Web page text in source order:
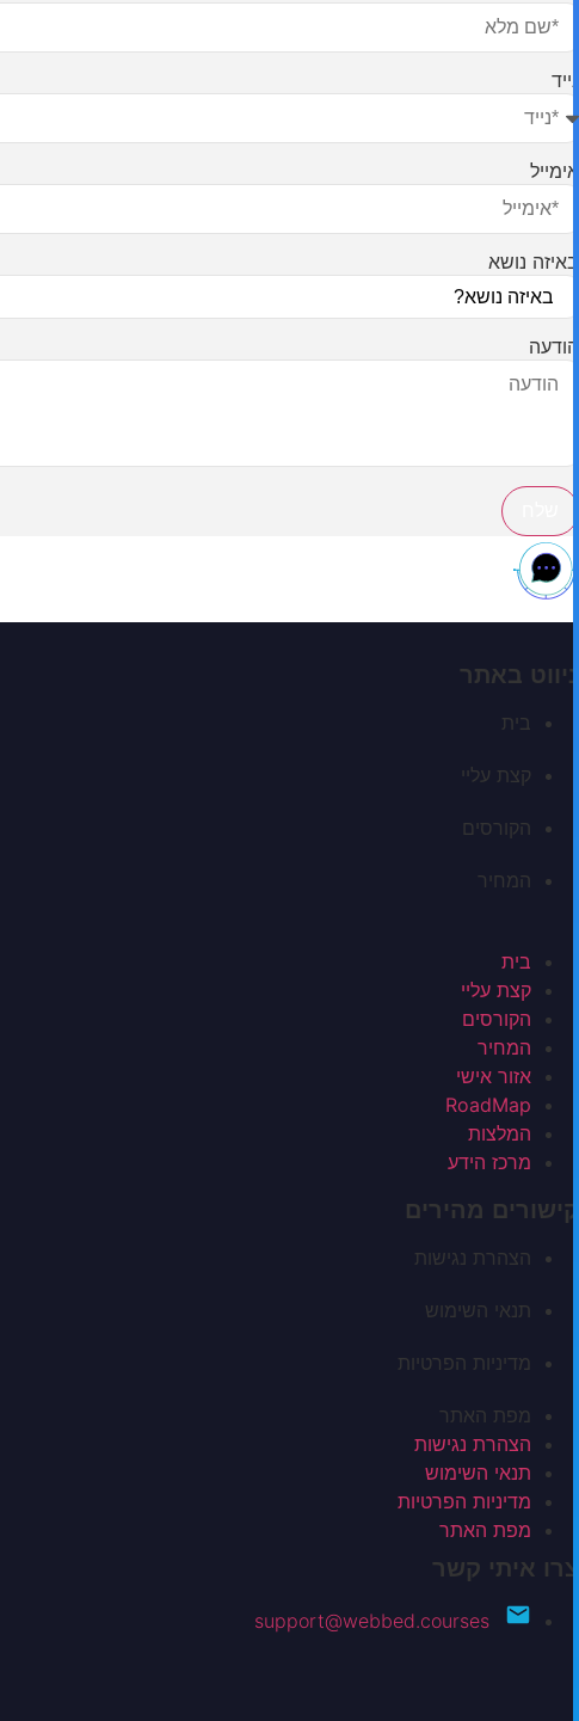
נייד
אימייל
באיזה נושא
הודעה
ניווט באתר
בית
קצת עליי
הקורסים
המחיר
בית
קצת עליי
הקורסים
המחיר
אזור אישי
RoadMap
המלצות
מרכז הידע
קישורים מהירים
הצהרת נגישות
תנאי השימוש
מדיניות הפרטיות
מפת האתר
הצהרת נגישות
תנאי השימוש
מדיניות הפרטיות
מפת האתר
צרו איתי קשר
support@webbed.courses